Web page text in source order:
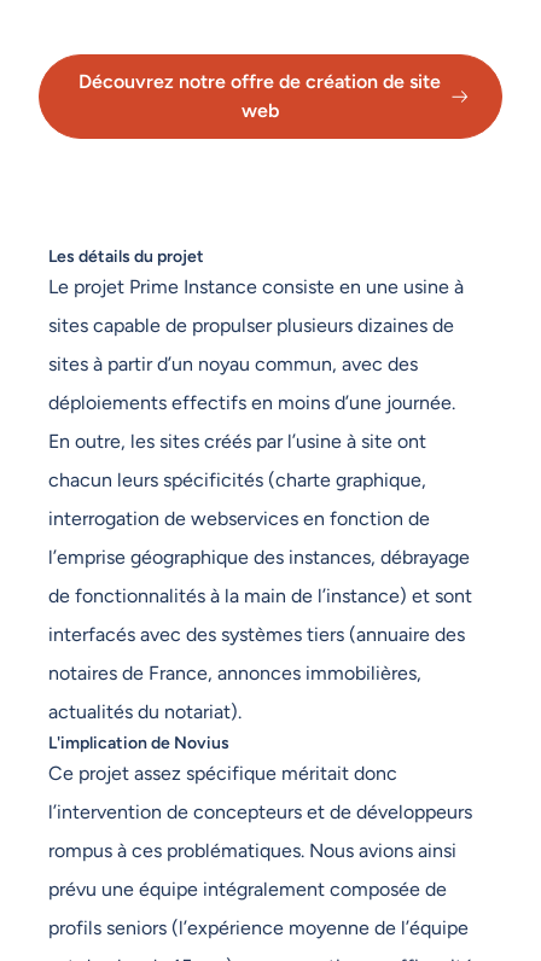
Découvrez notre offre de création de site
web
Les détails du projet
Le projet Prime Instance consiste en une usine à
sites capable de propulser plusieurs dizaines de
sites à partir d’un noyau commun, avec des
déploiements effectifs en moins d’une journée.
En outre, les sites créés par l’usine à site ont
chacun leurs spécificités (charte graphique,
interrogation de webservices en fonction de
l’emprise géographique des instances, débrayage
de fonctionnalités à la main de l’instance) et sont
interfacés avec des systèmes tiers (annuaire des
notaires de France, annonces immobilières,
actualités du notariat).
L'implication de Novius
Ce projet assez spécifique méritait donc
l’intervention de concepteurs et de développeurs
rompus à ces problématiques. Nous avions ainsi
prévu une équipe intégralement composée de
profils seniors (l’expérience moyenne de l’équipe